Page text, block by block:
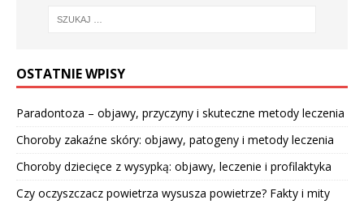
OSTATNIE WPISY
Paradontoza – objawy, przyczyny i skuteczne metody leczenia
Choroby zakaźne skóry: objawy, patogeny i metody leczenia
Choroby dziecięce z wysypką: objawy, leczenie i profilaktyka
Czy oczyszczacz powietrza wysusza powietrze? Fakty i mity